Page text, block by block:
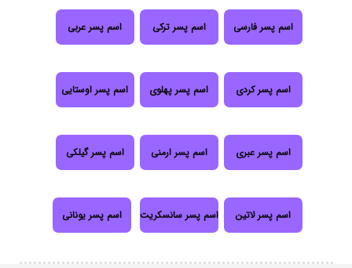
اسم پسر فارسی اسم پسر ترکی اسم پسر عربی
اسم پسر کردی اسم پسر پهلوی اسم پسر اوستایی
اسم پسر عبری اسم پسر ارمنی اسم پسر گیلکی
اسم پسر لاتین اسم پسر سانسکریت اسم پسر یونانی